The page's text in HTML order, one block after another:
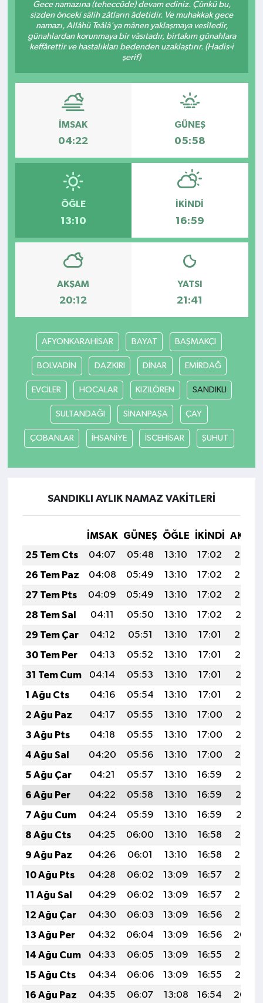
Gece namazına (teheccüde) devam ediniz. Çünkü bu,
sizden önceki sâlih zâtların âdetidir. Ve muhakkak gece
namazı, Allâhü Teâlâ'ya mânen yaklaşmaya vesîledir,
günahlardan korunmaya bir vâsıtadır, birtakım günahlara
keffârettir ve hastalıkları bedenden uzaklaştırır. (Hadis-i
şerif)
İMSAK
04:22
GÜNEŞ
05:58
ÖĞLE
13:10
İKINDI
16:59
AKŞAM
20:12
YATSI
21:41
AFYONKARAHİSAR BAYAT BAŞMAKÇI
BOLVADİN DAZKIRI DİNAR EMİRDAĞ
EVCİLER HOCALAR KIZILÖREN SANDIKLI
SULTANDAĞI SİNANPAŞA ÇAY
ÇOBANLAR İHSANİYE İSCEHİSAR ŞUHUT
SANDIKLI AYLIK NAMAZ VAKITLERI
İMSAK GÜNEŞ ÖĞLE İKINDI
25 Tem Cts
04:07 05:48 13:10 17:02
20:23
26 Tem Paz
04:08 05:49 13:10 17:02
20:22
27 Tem Pts
04:09 05:49 13:10 17:02
20:22
28 Tem Sal
04:11 05:50 13:10 17:02
20:21
29 Tem Çar
04:12 05:51 13:10 17:01
20:20
30 Tem Per
04:13 05:52 13:10 17:01
20:19
31 Tem Cum
04:14 05:53 13:10 17:01
20:18
1 Ağu Cts
04:16 05:54 13:10 17:01
20:17
2 Ağu Paz
04:17 05:55 13:10 17:00
20:16
3 Ağu Pts
04:18 05:55 13:10 17:00
20:15
4 Ağu Sal
04:20 05:56 13:10 17:00
20:14
5 Ağu Çar
04:21 05:57 13:10 16:59
20:13
6 Ağu Per
04:22 05:58 13:10 16:59
20:12
7 Ağu Cum
04:24 05:59 13:10 16:59
20:11
8 Ağu Cts
04:25 06:00 13:10 16:58
20:10
9 Ağu Paz
04:26 06:01 13:10 16:58
20:08
10 Ağu Pts
04:28 06:02 13:09 16:57
20:07
11 Ağu Sal
04:29 06:02 13:09 16:57
20:06
12 Ağu Çar
04:30 06:03 13:09 16:56
20:05
13 Ağu Per
04:32 06:04 13:09 16:56
20:04
14 Ağu Cum
04:33 06:05 13:09 16:55
20:02
15 Ağu Cts
04:34 06:06 13:09 16:55
20:01
16 Ağu Paz
04:35 06:07 13:08 16:54
20:00
Kültür - Sanat
Yaşam